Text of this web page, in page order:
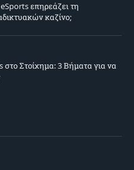
επηρεάζει τη
καζίνο;
Στοίχημα: 3 Βήματα για να